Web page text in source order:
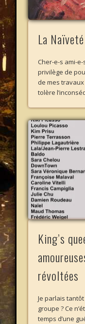
La Naïveté
Cher-e-s ami-e-
privilège de
de mes
tolère
King’s
révoltées
Je parlais
groupe ? Ce
temps d’une